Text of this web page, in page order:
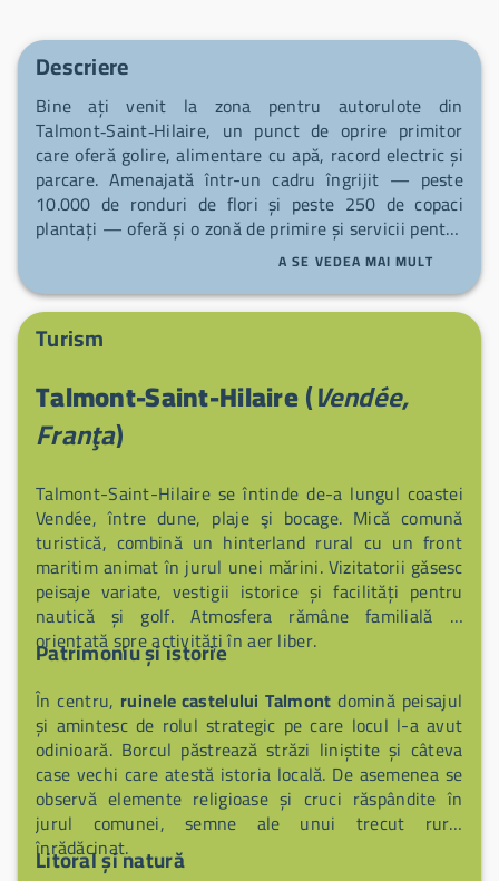
Descriere
Bine ați venit la zona pentru autorulote din
Talmont‑Saint‑Hilaire, un punct de oprire primitor
care oferă golire, alimentare cu apă, racord electric și
parcare. Amenajată într-un cadru îngrijit — peste
10.000 de ronduri de flori și peste 250 de copaci
plantați — oferă și o zonă de primire și servicii pentru
biciclete, cu trotuare și pistă pentru biciclete aduse la
standarde pentru a porni la explorarea împrejurimilor.
Veți fi aproape de pășunile sărate (marais salants) de
La Guittière, zonă protejată îngrijită de sărători și
bogată în păsări migratoare și specii vegetale rare (sit
coastă alternând stânci și pădure, de plaja Veillon, un
loc remarcabil, și de castelul Talmont, Monument
Istoric animat prin spectacole, ateliere și vizite —
Grand Site pentru valorificarea acestui teritoriu.
A SE VEDEA MAI MULT
Turism
Talmont-Saint-Hilaire(Vendée,
Franţa)
Talmont-Saint-Hilaire se întinde de-a lungul coastei
Vendée, între dune, plaje şi bocage. Mică comună
turistică, combină un hinterland rural cu un front
maritim animat în jurul unei mărini. Vizitatorii găsesc
peisaje variate, vestigii istorice și facilități pentru
nautică și golf. Atmosfera rămâne familială și
orientată spre activități în aer liber.
Patrimoniu și istorie
În centru, ruinele castelului Talmont domină peisajul
și amintesc de rolul strategic pe care locul l-a avut
odinioară. Borcul păstrează străzi liniștite și câteva
case vechi care atestă istoria locală. De asemenea se
observă elemente religioase și cruci răspândite în
jurul comunei, semne ale unui trecut rural
înrădăcinat.
Litoral și natură